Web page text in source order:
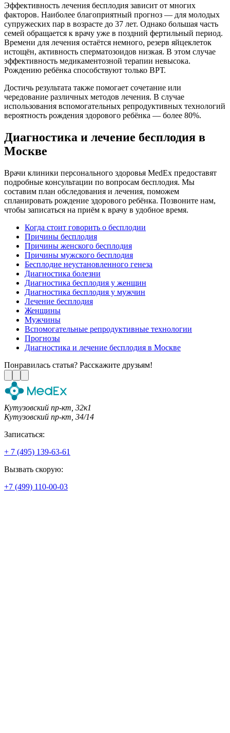
Эффективность лечения бесплодия зависит от многих
факторов. Наиболее благоприятный прогноз — для молодых
супружеских пар в возрасте до 37 лет. Однако большая часть
семей обращается к врачу уже в поздний фертильный период.
Времени для лечения остаётся немного, резерв яйцеклеток
истощён, активность сперматозоидов низкая. В этом случае
эффективность медикаментозной терапии невысока.
Рождению ребёнка способствуют только ВРТ.
Достичь результата также помогает сочетание или
чередование различных методов лечения. В случае
использования вспомогательных репродуктивных технологий
вероятность рождения здорового ребёнка — более 80%.
Диагностика и лечение бесплодия в
Москве
Врачи клиники персонального здоровья MedEx предоставят
подробные консультации по вопросам бесплодия. Мы
составим план обследования и лечения, поможем
спланировать рождение здорового ребёнка. Позвоните нам,
чтобы записаться на приём к врачу в удобное время.
Когда стоит говорить о бесплодии
Причины бесплодия
Причины женского бесплодия
Причины мужского бесплодия
Бесплодие неустановленного генеза
Диагностика болезни
Диагностика бесплодия у женщин
Диагностика бесплодия у мужчин
Лечение бесплодия
Женщины
Мужчины
Вспомогательные репродуктивные технологии
Прогнозы
Диагностика и лечение бесплодия в Москве
Понравилась статья? Расскажите друзьям!
Кутузовский пр-кт, 32к1
Кутузовский пр-кт, 34/14
Записаться:
+ 7 (495) 139-63-61
Вызвать скорую:
+7 (499) 110-00-03